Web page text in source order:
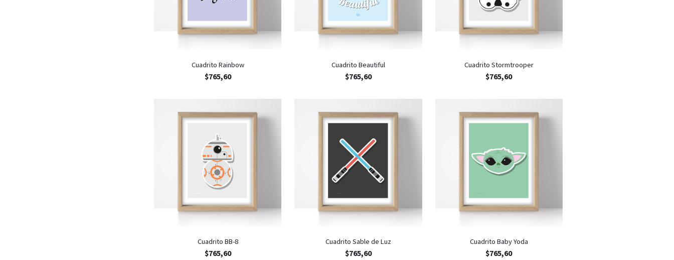
Cuadrito Rainbow
$765,60
Cuadrito Beautiful
$765,60
Cuadrito Stormtrooper
$765,60
Cuadrito BB-8
$765,60
Cuadrito Sable de Luz
$765,60
Cuadrito Baby Yoda
$765,60